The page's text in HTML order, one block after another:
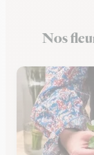
Fleuristes à
Nos